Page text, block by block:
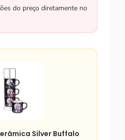
do preço diretamente no
Silver Buffalo